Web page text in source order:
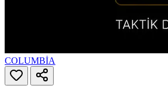
COLUMBİA